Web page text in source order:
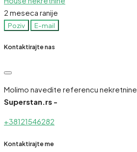
2 meseca ranije
Poziv E-mail
Kontaktirajte nas
Molimo navedite referencu nekretnine
Superstan.rs -
+38121546282
Kontaktirajte me